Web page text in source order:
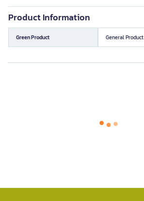
Product Information
Green Product General Product